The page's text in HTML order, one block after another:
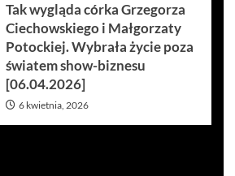
Tak wygląda córka Grzegorza
Ciechowskiego i Małgorzaty
Potockiej. Wybrała życie poza
światem show-biznesu
[06.04.2026]
6 kwietnia, 2026